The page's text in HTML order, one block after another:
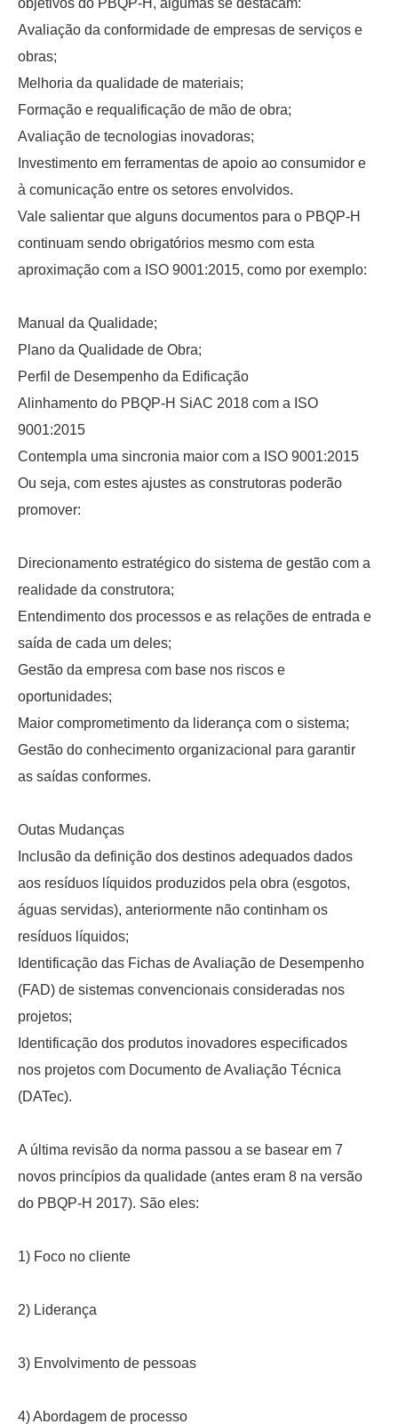
objetivos do PBQP-H, algumas se destacam:
Avaliação da conformidade de empresas de serviços e
obras;
Melhoria da qualidade de materiais;
Formação e requalificação de mão de obra;
Avaliação de tecnologias inovadoras;
Investimento em ferramentas de apoio ao consumidor e
à comunicação entre os setores envolvidos.
Vale salientar que alguns documentos para o PBQP-H
continuam sendo obrigatórios mesmo com esta
aproximação com a ISO 9001:2015, como por exemplo:
Manual da Qualidade;
Plano da Qualidade de Obra;
Perfil de Desempenho da Edificação
Alinhamento do PBQP-H SiAC 2018 com a ISO
9001:2015
Contempla uma sincronia maior com a ISO 9001:2015
Ou seja, com estes ajustes as construtoras poderão
promover:
Direcionamento estratégico do sistema de gestão com a
realidade da construtora;
Entendimento dos processos e as relações de entrada e
saída de cada um deles;
Gestão da empresa com base nos riscos e
oportunidades;
Maior comprometimento da liderança com o sistema;
Gestão do conhecimento organizacional para garantir
as saídas conformes.
Outas Mudanças
Inclusão da definição dos destinos adequados dados
aos resíduos líquidos produzidos pela obra (esgotos,
águas servidas), anteriormente não continham os
resíduos líquidos;
Identificação das Fichas de Avaliação de Desempenho
(FAD) de sistemas convencionais consideradas nos
projetos;
Identificação dos produtos inovadores especificados
nos projetos com Documento de Avaliação Técnica
(DATec).
A última revisão da norma passou a se basear em 7
novos princípios da qualidade (antes eram 8 na versão
do PBQP-H 2017). São eles:
1) Foco no cliente
2) Liderança
3) Envolvimento de pessoas
4) Abordagem de processo